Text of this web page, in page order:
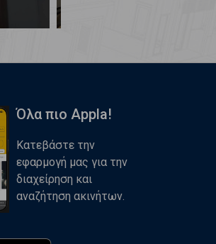
Όλα πιο Appla!
Κατεβάστε την
εφαρμογή μας για την
διαχείρηση και
αναζήτηση ακινήτων.